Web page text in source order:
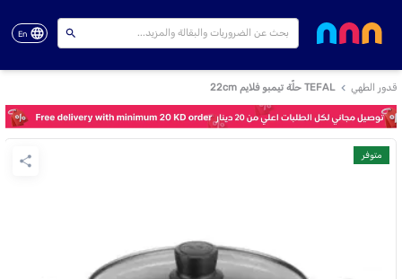
En
قدور الطهي TEFAL حلّة تيمبو فلايم 22cm
متوفر